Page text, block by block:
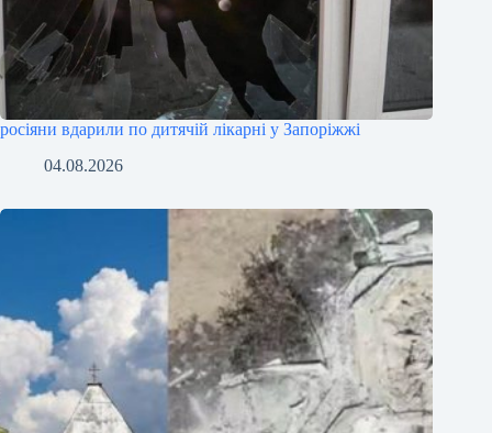
росіяни вдарили по дитячій лікарні у Запоріжжі
04.08.2026